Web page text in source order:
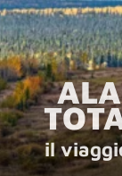
il